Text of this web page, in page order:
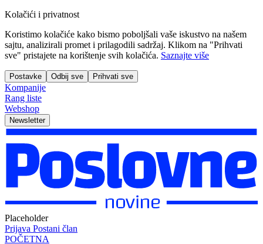
Kolačići i privatnost
Koristimo kolačiće kako bismo poboljšali vaše iskustvo na našem
sajtu, analizirali promet i prilagodili sadržaj. Klikom na "Prihvati
sve" pristajete na korištenje svih kolačića. Saznajte više
Postavke Odbij sve Prihvati sve
Kompanije
Rang liste
Webshop
Newsletter
Placeholder
Prijava Postani član
POČETNA